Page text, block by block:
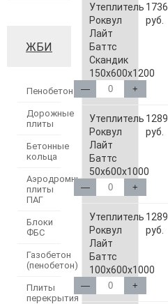
ЖБИ
Пенобетон
Дорожные
плиты
Бетонные
кольца
Аэродромные
плиты
ПАГ
Блоки
ФБС
Газобетон
(пенобетон)
Плиты
перекрытия
Утеплитель
Роквул
Лайт
Баттс
Скандик
150х600х1200
— +
1736
руб.
Утеплитель
Роквул
Лайт
Баттс
50х600х1000
— +
1289
руб.
Утеплитель
Роквул
Лайт
Баттс
100х600х1000
— +
1289
руб.